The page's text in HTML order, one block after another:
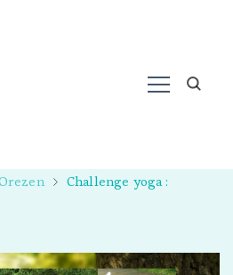
Challenge yoga :